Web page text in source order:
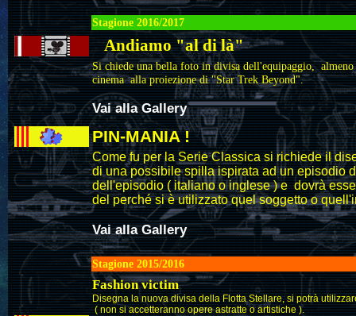
Stagione 2016/2017
Andiamo "al di là"
Si chiede una bella foto in divisa dell'equipaggio,
cinema alla proiezione di "Star Trek Beyond".
Vai alla Gallery
PIN-MANIA !
Come fu per la Serie Classica si richiede il
di una possibile spilla ispirata ad un episodio
dell'episodio ( italiano o inglese ) e dovrà
del perché si è utilizzato quel soggetto o
Vai alla Gallery
Stagione 2015/2016
Fashion victim
Disegna la nuova divisa della Flotta Stellare, si potrà
( non si accetteranno opere astratte o artistiche ).